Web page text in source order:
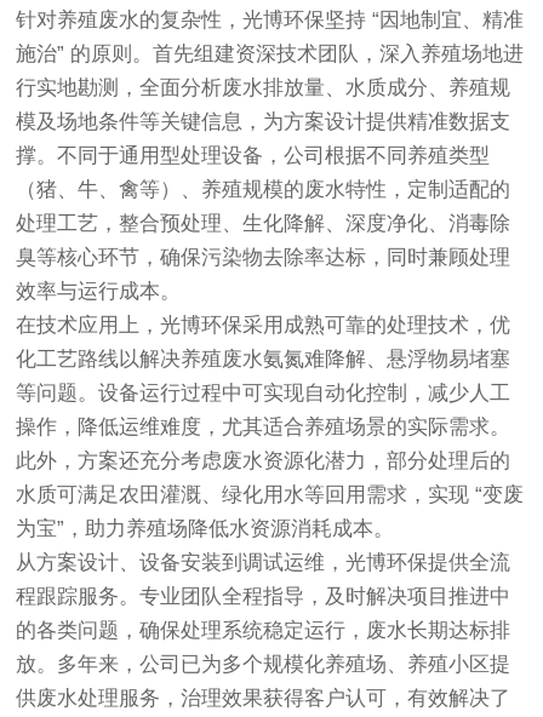
针对养殖废水的复杂性，光博环保坚持 “因地制宜、精准
施治” 的原则。首先组建资深技术团队，深入养殖场地进
行实地勘测，全面分析废水排放量、水质成分、养殖规
模及场地条件等关键信息，为方案设计提供精准数据支
撑。不同于通用型处理设备，公司根据不同养殖类型
（猪、牛、禽等）、养殖规模的废水特性，定制适配的
处理工艺，整合预处理、生化降解、深度净化、消毒除
臭等核心环节，确保污染物去除率达标，同时兼顾处理
效率与运行成本。
在技术应用上，光博环保采用成熟可靠的处理技术，优
化工艺路线以解决养殖废水氨氮难降解、悬浮物易堵塞
等问题。设备运行过程中可实现自动化控制，减少人工
操作，降低运维难度，尤其适合养殖场景的实际需求。
此外，方案还充分考虑废水资源化潜力，部分处理后的
水质可满足农田灌溉、绿化用水等回用需求，实现 “变废
为宝”，助力养殖场降低水资源消耗成本。
从方案设计、设备安装到调试运维，光博环保提供全流
程跟踪服务。专业团队全程指导，及时解决项目推进中
的各类问题，确保处理系统稳定运行，废水长期达标排
放。多年来，公司已为多个规模化养殖场、养殖小区提
供废水处理服务，治理效果获得客户认可，有效解决了